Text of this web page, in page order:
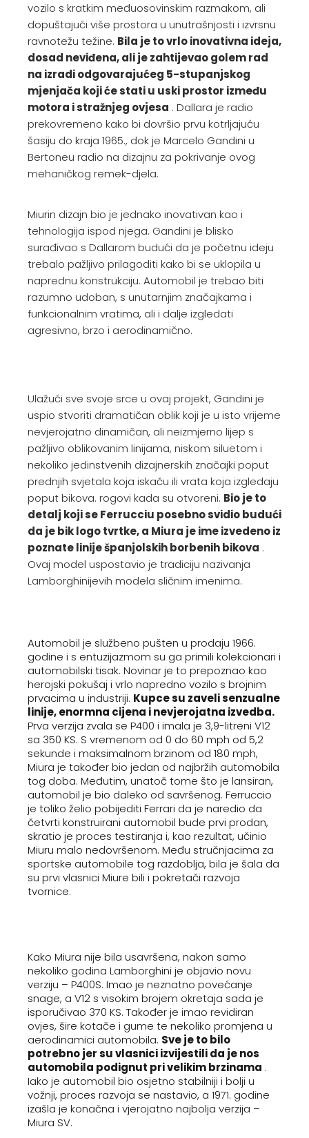
vozilo s kratkim međuosovinskim razmakom, ali
dopuštajući više prostora u unutrašnjosti i izvrsnu
ravnotežu težine. Bila je to vrlo inovativna ideja,
dosad neviđena, ali je zahtijevao golem rad
na izradi odgovarajućeg 5-stupanjskog
mjenjača koji će stati u uski prostor između
motora i stražnjeg ovjesa . Dallara je radio
prekovremeno kako bi dovršio prvu kotrljajuću
šasiju do kraja 1965., dok je Marcelo Gandini u
Bertoneu radio na dizajnu za pokrivanje ovog
mehaničkog remek-djela.
Miurin dizajn bio je jednako inovativan kao i
tehnologija ispod njega. Gandini je blisko
surađivao s Dallarom budući da je početnu ideju
trebalo pažljivo prilagoditi kako bi se uklopila u
naprednu konstrukciju. Automobil je trebao biti
razumno udoban, s unutarnjim značajkama i
funkcionalnim vratima, ali i dalje izgledati
agresivno, brzo i aerodinamično.
Ulažući sve svoje srce u ovaj projekt, Gandini je
uspio stvoriti dramatičan oblik koji je u isto vrijeme
nevjerojatno dinamičan, ali neizmjerno lijep s
pažljivo oblikovanim linijama, niskom siluetom i
nekoliko jedinstvenih dizajnerskih značajki poput
prednjih svjetala koja iskaču ili vrata koja izgledaju
poput bikova. rogovi kada su otvoreni. Bio je to
detalj koji se Ferrucciu posebno svidio budući
da je bik logo tvrtke, a Miura je ime izvedeno iz
poznate linije španjolskih borbenih bikova .
Ovaj model uspostavio je tradiciju nazivanja
Lamborghinijevih modela sličnim imenima.
Automobil je službeno pušten u prodaju 1966.
godine i s entuzijazmom su ga primili kolekcionari i
automobilski tisak. Novinar je to prepoznao kao
herojski pokušaj i vrlo napredno vozilo s brojnim
prvacima u industriji. Kupce su zaveli senzualne
linije, enormna cijena i nevjerojatna izvedba.
Prva verzija zvala se P400 i imala je 3,9-litreni V12
sa 350 KS. S vremenom od 0 do 60 mph od 5,2
sekunde i maksimalnom brzinom od 180 mph,
Miura je također bio jedan od najbržih automobila
tog doba. Međutim, unatoč tome što je lansiran,
automobil je bio daleko od savršenog. Ferruccio
je toliko želio pobijediti Ferrari da je naredio da
četvrti konstruirani automobil bude prvi prodan,
skratio je proces testiranja i, kao rezultat, učinio
Miuru malo nedovršenom. Među stručnjacima za
sportske automobile tog razdoblja, bila je šala da
su prvi vlasnici Miure bili i pokretači razvoja
tvornice.
Kako Miura nije bila usavršena, nakon samo
nekoliko godina Lamborghini je objavio novu
verziju – P400S. Imao je neznatno povećanje
snage, a V12 s visokim brojem okretaja sada je
isporučivao 370 KS. Također je imao revidiran
ovjes, šire kotače i gume te nekoliko promjena u
aerodinamici automobila. Sve je to bilo
potrebno jer su vlasnici izvijestili da je nos
automobila podignut pri velikim brzinama .
Iako je automobil bio osjetno stabilniji i bolji u
vožnji, proces razvoja se nastavio, a 1971. godine
izašla je konačna i vjerojatno najbolja verzija –
Miura SV.